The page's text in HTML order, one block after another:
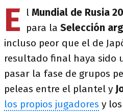
E l Mundial de Rusia
para la Selección
incluso peor que el de
resultado final haya sido
pasar la fase de grupos
peleas entre el plantel y
los propios jugadores y